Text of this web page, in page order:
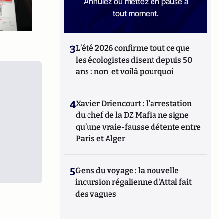
tout moment.
3L’été 2026 confirme tout ce que
les écologistes disent depuis 50
ans : non, et voilà pourquoi
4Xavier Driencourt : l’arrestation
du chef de la DZ Mafia ne signe
qu’une vraie-fausse détente entre
Paris et Alger
5Gens du voyage : la nouvelle
incursion régalienne d'Attal fait
des vagues